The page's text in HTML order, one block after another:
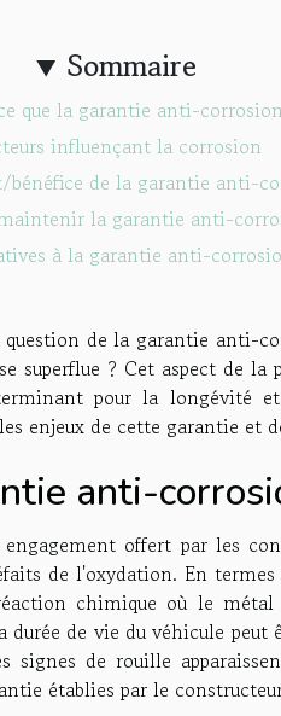
Sommaire
que la garantie anti-
influençant la corrosion
bénéfice de la garantie anti-
la garantie anti-
à la garantie anti-
de la garantie anti-
superflue ? Cet aspect de
pour la longévité
enjeux de cette garantie et
anti-
offert par les
de l'oxydation. En
chimique où le métal
durée de vie du véhicule
signes de rouille
établies par le